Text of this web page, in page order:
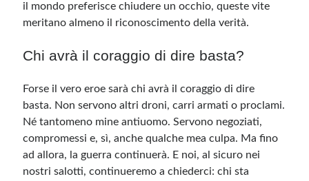
il mondo preferisce chiudere un occhio, queste vite
meritano almeno il riconoscimento della verità.
Chi avrà il coraggio di dire basta?
Forse il vero eroe sarà chi avrà il coraggio di dire
basta. Non servono altri droni, carri armati o proclami.
Né tantomeno mine antiuomo. Servono negoziati,
compromessi e, sì, anche qualche mea culpa. Ma fino
ad allora, la guerra continuerà. E noi, al sicuro nei
nostri salotti, continueremo a chiederci: chi sta